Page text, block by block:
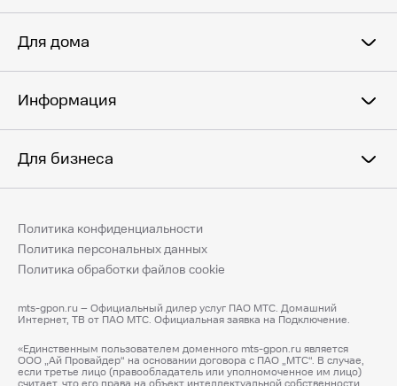
Для дома
Информация
Для бизнеса
Политика конфиденциальности
Политика персональных данных
Политика обработки файлов cookie
mts-gpon.ru – Официальный дилер услуг ПАО МТС. Домашний
Интернет, ТВ от ПАО МТС. Официальная заявка на Подключение.
«Единственным пользователем доменного mts-gpon.ru является
ООО „Ай Провайдер“ на основании договора с ПАО „МТС“. В случае,
если третье лицо (правообладатель или уполномоченное им лицо)